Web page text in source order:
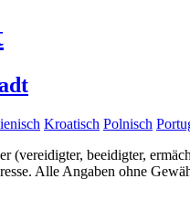
Kroatisch Polnisch
(vereidigter, beeidigter,
Alle Angaben ohne